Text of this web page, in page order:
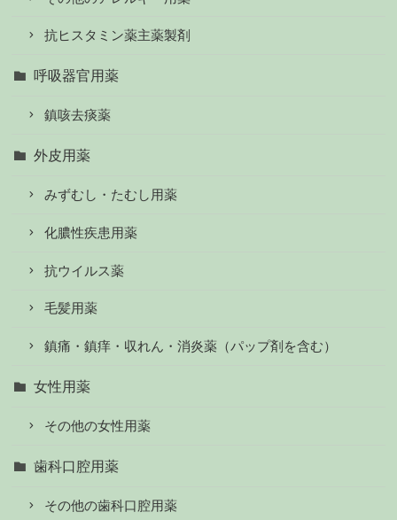
抗ヒスタミン薬主薬製剤
呼吸器官用薬
鎮咳去痰薬
外皮用薬
みずむし・たむし用薬
化膿性疾患用薬
抗ウイルス薬
毛髪用薬
鎮痛・鎮痒・収れん・消炎薬（パップ剤を含む）
女性用薬
その他の女性用薬
歯科口腔用薬
その他の歯科口腔用薬